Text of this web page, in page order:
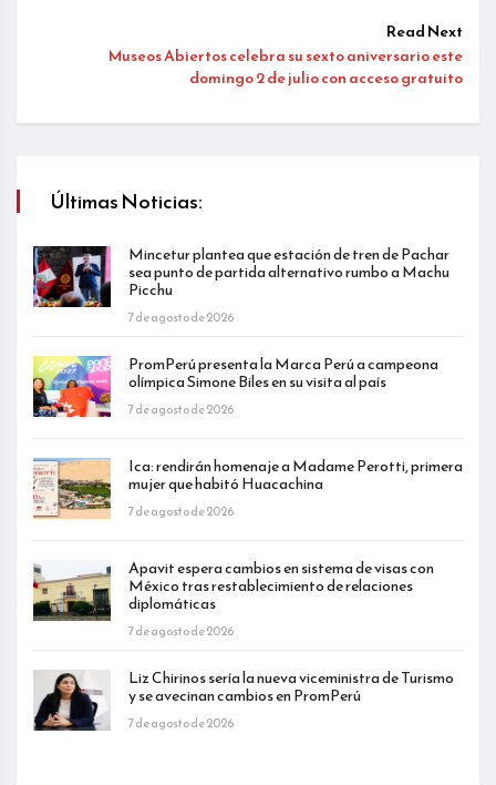
Read Next
Museos Abiertos celebra su sexto aniversario este
domingo 2 de julio con acceso gratuito
Últimas Noticias:
Mincetur plantea que estación de tren de Pachar
sea punto de partida alternativo rumbo a Machu
Picchu
7 de agosto de 2026
PromPerú presenta la Marca Perú a campeona
olímpica Simone Biles en su visita al país
7 de agosto de 2026
Ica: rendirán homenaje a Madame Perotti, primera
mujer que habitó Huacachina
7 de agosto de 2026
Apavit espera cambios en sistema de visas con
México tras restablecimiento de relaciones
diplomáticas
7 de agosto de 2026
Liz Chirinos sería la nueva viceministra de Turismo
y se avecinan cambios en PromPerú
7 de agosto de 2026